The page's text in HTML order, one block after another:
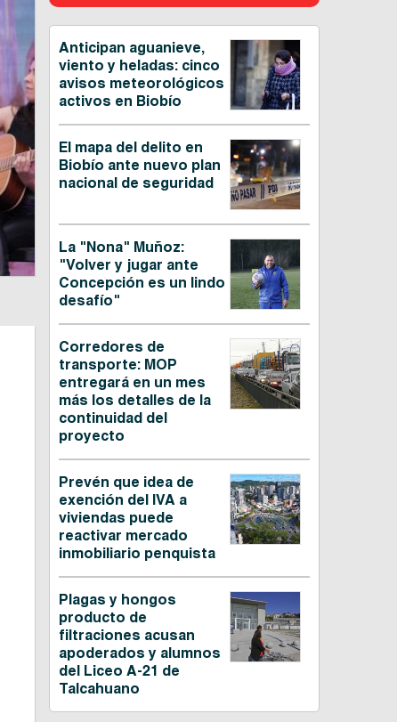
Anticipan aguanieve,
viento y heladas: cinco
avisos meteorológicos
activos en Biobío
El mapa del delito en
Biobío ante nuevo plan
nacional de seguridad
La "Nona" Muñoz:
"Volver y jugar ante
Concepción es un lindo
desafío"
Corredores de
transporte: MOP
entregará en un mes
más los detalles de la
continuidad del
proyecto
Prevén que idea de
exención del IVA a
viviendas puede
reactivar mercado
inmobiliario penquista
Plagas y hongos
producto de
filtraciones acusan
apoderados y alumnos
del Liceo A-21 de
Talcahuano